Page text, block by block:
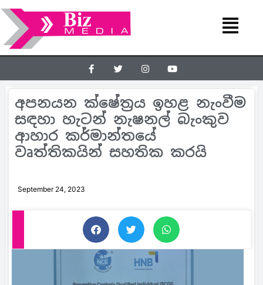
අපනයන ක්ෂේත‍්‍රය ඉහළ නැංවීම
සඳහා හැටන් නැෂනල් බැංකුව
ආහාර කර්මාන්තයේ
වෘත්තිකයින් සහතික කරයි
September 24, 2023